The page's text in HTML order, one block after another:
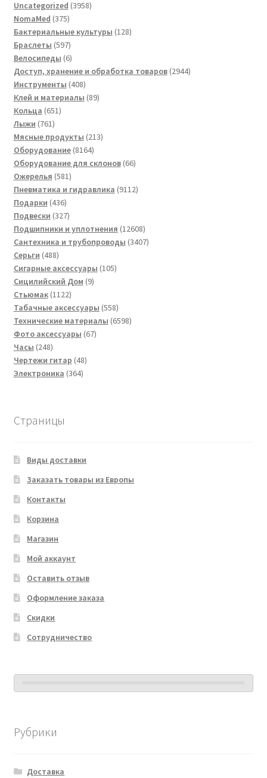
Uncategorized 39583958
NomaMed 375375
товаров
Бактериальные культуры 128128
Браслеты 597597
товаров
Велосипеды 66
товаров
Доступ, хранение и обработка товаров 29442944
Инструменты 408408
товаров
Клей и материалы 8989
Кольца 651651
Лыжи 761761
товар
Мясные продукты 213213
Оборудование 81648164
товара
Оборудование для склонов 6666
Ожерелья 581581
товар
Пневматика и гидравлика 91129112
Подарки 436436
товаров
Подвески 327327
товаров
Подшипники и уплотнения 1260812608
товаров
Сантехника и трубопроводы 34073407
Серьги 488488
товаров
Сигарные аксессуары 105105
Сицилийский Дом 99
Стьюмак 11221122
товара
Табачные аксессуары 558558
товаров
Технические материалы 65986598
Фото аксессуары 6767
Часы 248248
товаров
Чертежи гитар 4848
Электроника 364364
Страницы
Виды доставки
Заказать товары из Европы
Контакты
Корзина
Магазин
Мой аккаунт
Оставить отзыв
Оформление заказа
Скидки
Сотрудничество
Рубрики
Доставка